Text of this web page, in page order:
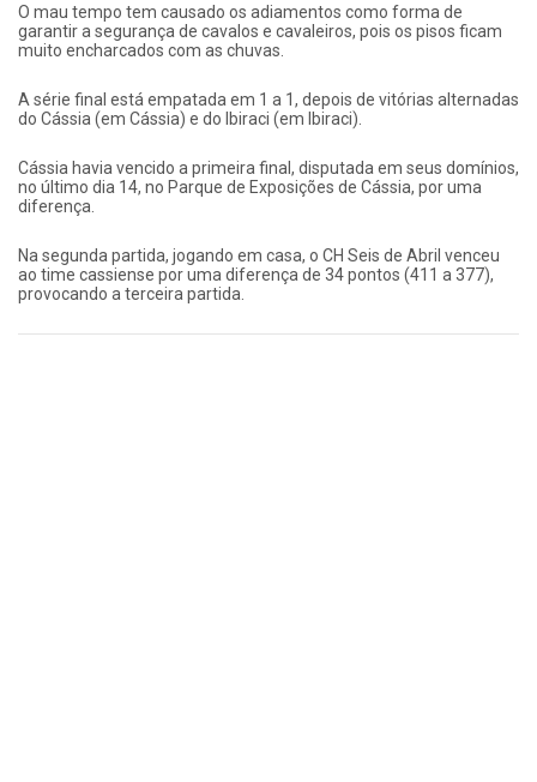
O mau tempo tem causado os adiamentos como forma de
garantir a segurança de cavalos e cavaleiros, pois os pisos ficam
muito encharcados com as chuvas.
A série final está empatada em 1 a 1, depois de vitórias alternadas
do Cássia (em Cássia) e do Ibiraci (em Ibiraci).
Cássia havia vencido a primeira final, disputada em seus domínios,
no último dia 14, no Parque de Exposições de Cássia, por uma
diferença.
Na segunda partida, jogando em casa, o CH Seis de Abril venceu
ao time cassiense por uma diferença de 34 pontos (411 a 377),
provocando a terceira partida.